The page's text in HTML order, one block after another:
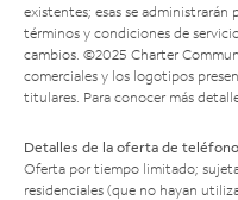
existentes; esas se administrarán
términos y condiciones de
cambios. ©2025 Charter
comerciales y los logotipos
titulares. Para conocer más
Detalles de la oferta de
Oferta por tiempo limitado;
residenciales (que no hayan